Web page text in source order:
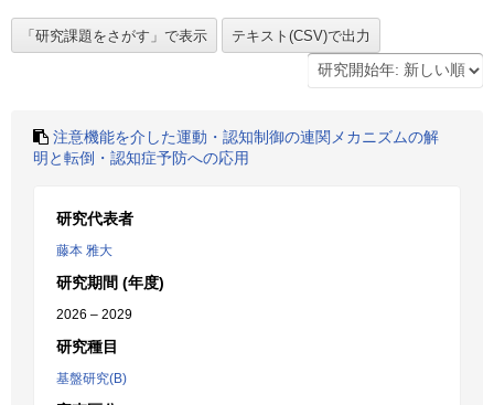
注意機能を介した運動・認知制御の連関メカニズムの解
明と転倒・認知症予防への応用
研究代表者
藤本 雅大
研究期間 (年度)
2026 – 2029
研究種目
基盤研究(B)